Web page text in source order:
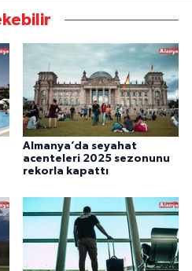
Almanya’da seyahat
acenteleri 2025 sezonunu
rekorla kapattı